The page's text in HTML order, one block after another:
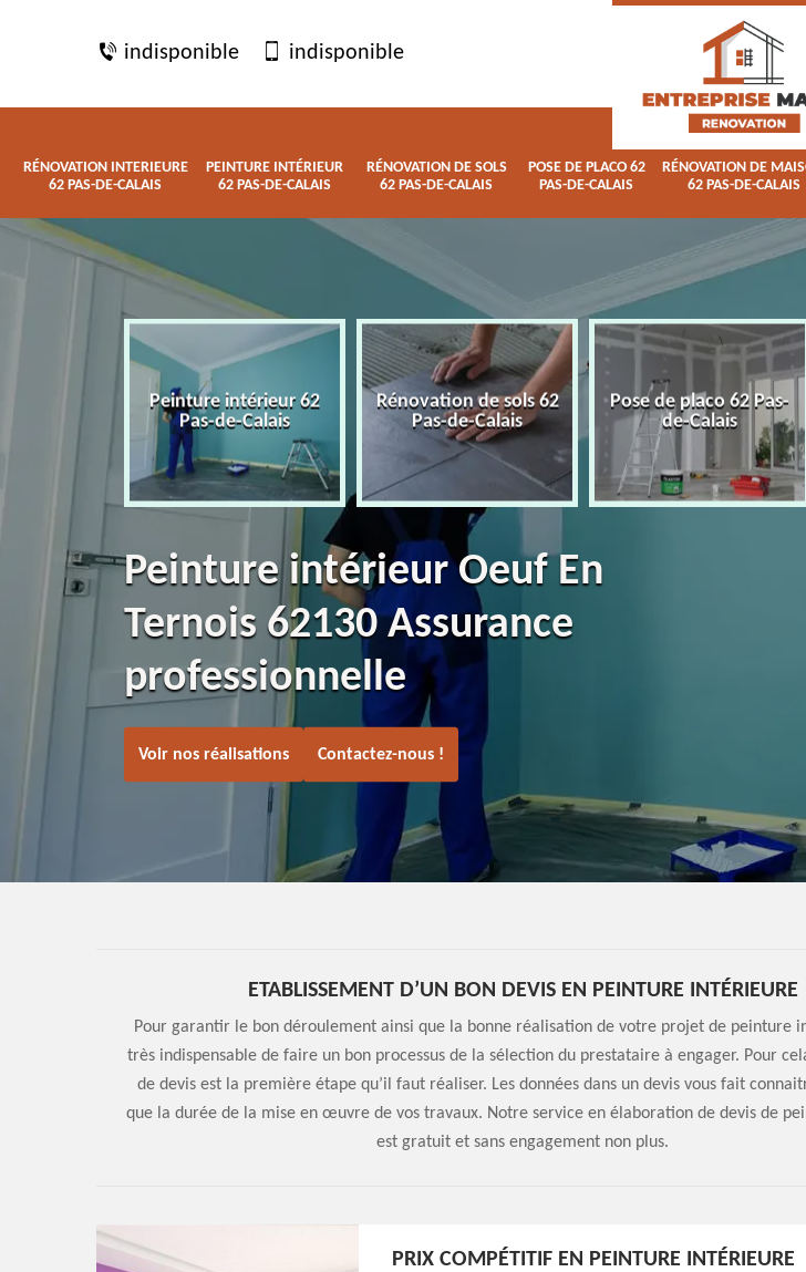
indisponible indisponible
RÉNOVATION INTERIEURE
62 PAS-DE-CALAIS
PEINTURE INTÉRIEUR
62 PAS-DE-CALAIS
RÉNOVATION DE SOLS
62 PAS-DE-CALAIS
POSE DE PLACO 62
PAS-DE-CALAIS
RÉNOVATION DE
62 PAS-DE-CALAIS
Peinture intérieur 62
Pas-de-Calais
Rénovation de sols 62
Pas-de-Calais
Pose de placo 62 Pas-
de-Calais
Peinture intérieur Oeuf En
Ternois 62130 Assurance
professionnelle
Voir nos réalisations Contactez-nous !
ETABLISSEMENT D’UN BON DEVIS EN PEINTURE INTÉRIEURE
Pour garantir le bon déroulement ainsi que la bonne réalisation de votre projet de peinture
très indispensable de faire un bon processus de la sélection du prestataire à engager. Pour
de devis est la première étape qu’il faut réaliser. Les données dans un devis vous fait
que la durée de la mise en œuvre de vos travaux. Notre service en élaboration de devis de
est gratuit et sans engagement non plus.
PRIX COMPÉTITIF EN PEINTURE INTÉRIEURE